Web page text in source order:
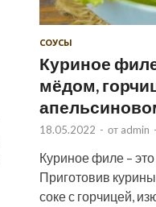
СОУСЫ
Куриное
мёдом,
18.05.2022 - от admin -
Куриное филе – это
Приготовив
соке с горчицей,